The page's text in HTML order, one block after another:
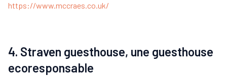
https://www.mccraes.co.uk/
4. Straven guesthouse, une guesthouse
ecoresponsable